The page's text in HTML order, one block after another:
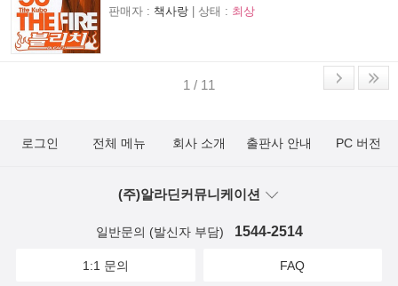
판매자 : 책사랑 | 상태 : 최상
1 / 11
로그인 전체 메뉴 회사 소개 출판사 안내 PC 버전
(주)알라딘커뮤니케이션
일반문의 (발신자 부담) 1544-2514
1:1 문의 FAQ